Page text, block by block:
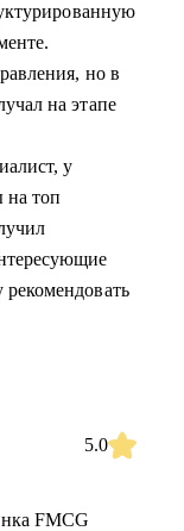
но в
на этапе
у
на топ
5.0
FMCG